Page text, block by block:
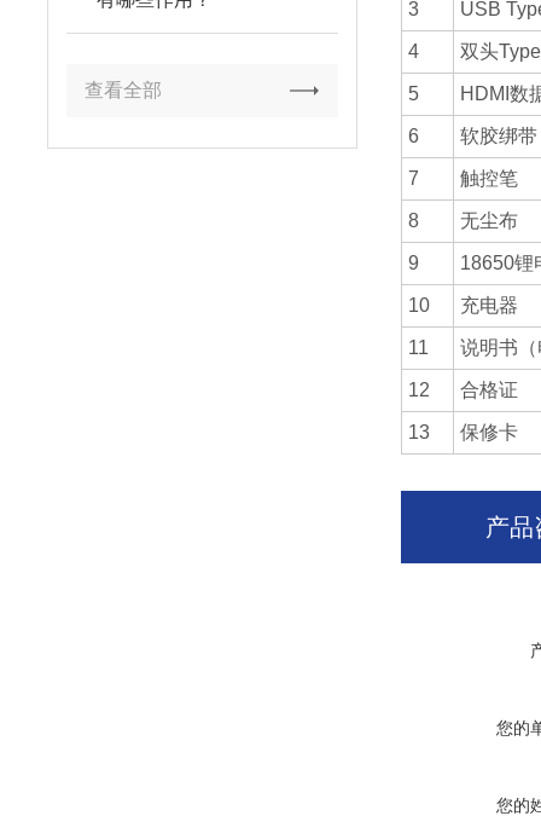
查看全部
3 USB
4 双头
5 HDMI数
6 软胶绑带
7 触控笔
8 无尘布
9 18650锂
10 充电器
11 说明书
12 合格证
13 保修卡
产品
您的
您的